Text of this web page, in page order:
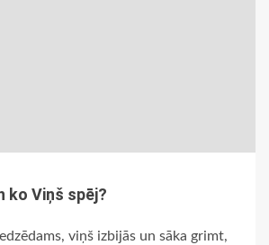
ko Viņš spēj?
viņš izbijās un sāka grimt,